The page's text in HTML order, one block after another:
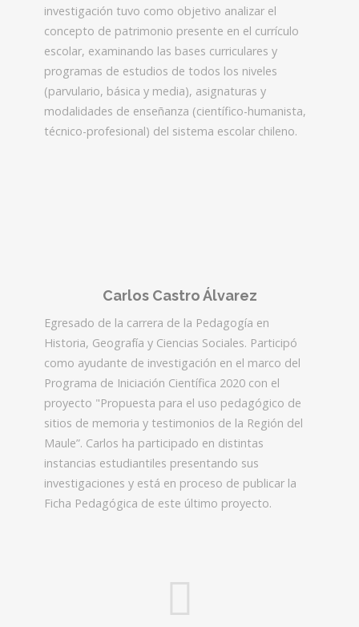
investigación tuvo como objetivo analizar el
concepto de patrimonio presente en el currículo
escolar, examinando las bases curriculares y
programas de estudios de todos los niveles
(parvulario, básica y media), asignaturas y
modalidades de enseñanza (científico-humanista,
técnico-profesional) del sistema escolar chileno.
Carlos Castro Álvarez
Egresado de la carrera de la Pedagogía en
Historia, Geografía y Ciencias Sociales. Participó
como ayudante de investigación en el marco del
Programa de Iniciación Científica 2020 con el
proyecto "Propuesta para el uso pedagógico de
sitios de memoria y testimonios de la Región del
Maule”. Carlos ha participado en distintas
instancias estudiantiles presentando sus
investigaciones y está en proceso de publicar la
Ficha Pedagógica de este último proyecto.